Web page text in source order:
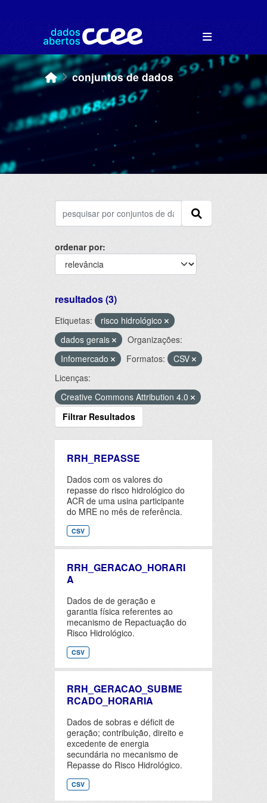
conjuntos de dados
ordenar por
resultados (3)
Etiquetas:
risco hidrológico
dados gerais
Organizações:
Infomercado
Formatos:
CSV
Licenças:
Creative Commons Attribution 4.0
Filtrar Resultados
RRH_REPASSE
Dados com os valores do
repasse do risco hidrológico do
ACR de uma usina participante
do MRE no mês de referência.
CSV
RRH_GERACAO_HORARI
A
Dados de de geração e
garantia física referentes ao
mecanismo de Repactuação do
Risco Hidrológico.
CSV
RRH_GERACAO_SUBME
RCADO_HORARIA
Dados de sobras e déficit de
geração; contribuição, direito e
excedente de energia
secundária no mecanismo de
Repasse do Risco Hidrológico.
CSV